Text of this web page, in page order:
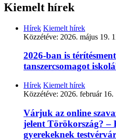
Kiemelt hírek
Hírek Kiemelt hírek
Közzétéve: 2026. május 19.
2026-ban is
tanszercsomagot
Hírek Kiemelt hírek
Közzétéve: 2026. február 16.
Várjuk az online
jelent Törökország? –
gyerekeknek